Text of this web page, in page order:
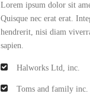
Lorem ipsum dolor sit
Quisque nec erat erat.
hendrerit, nisi diam
sapien.
Halworks Ltd, inc.
Toms and family inc.